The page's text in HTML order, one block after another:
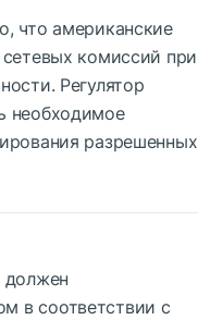
что американские
комиссий при
Регулятор
необходимое
разрешенных
должен
в соответствии с